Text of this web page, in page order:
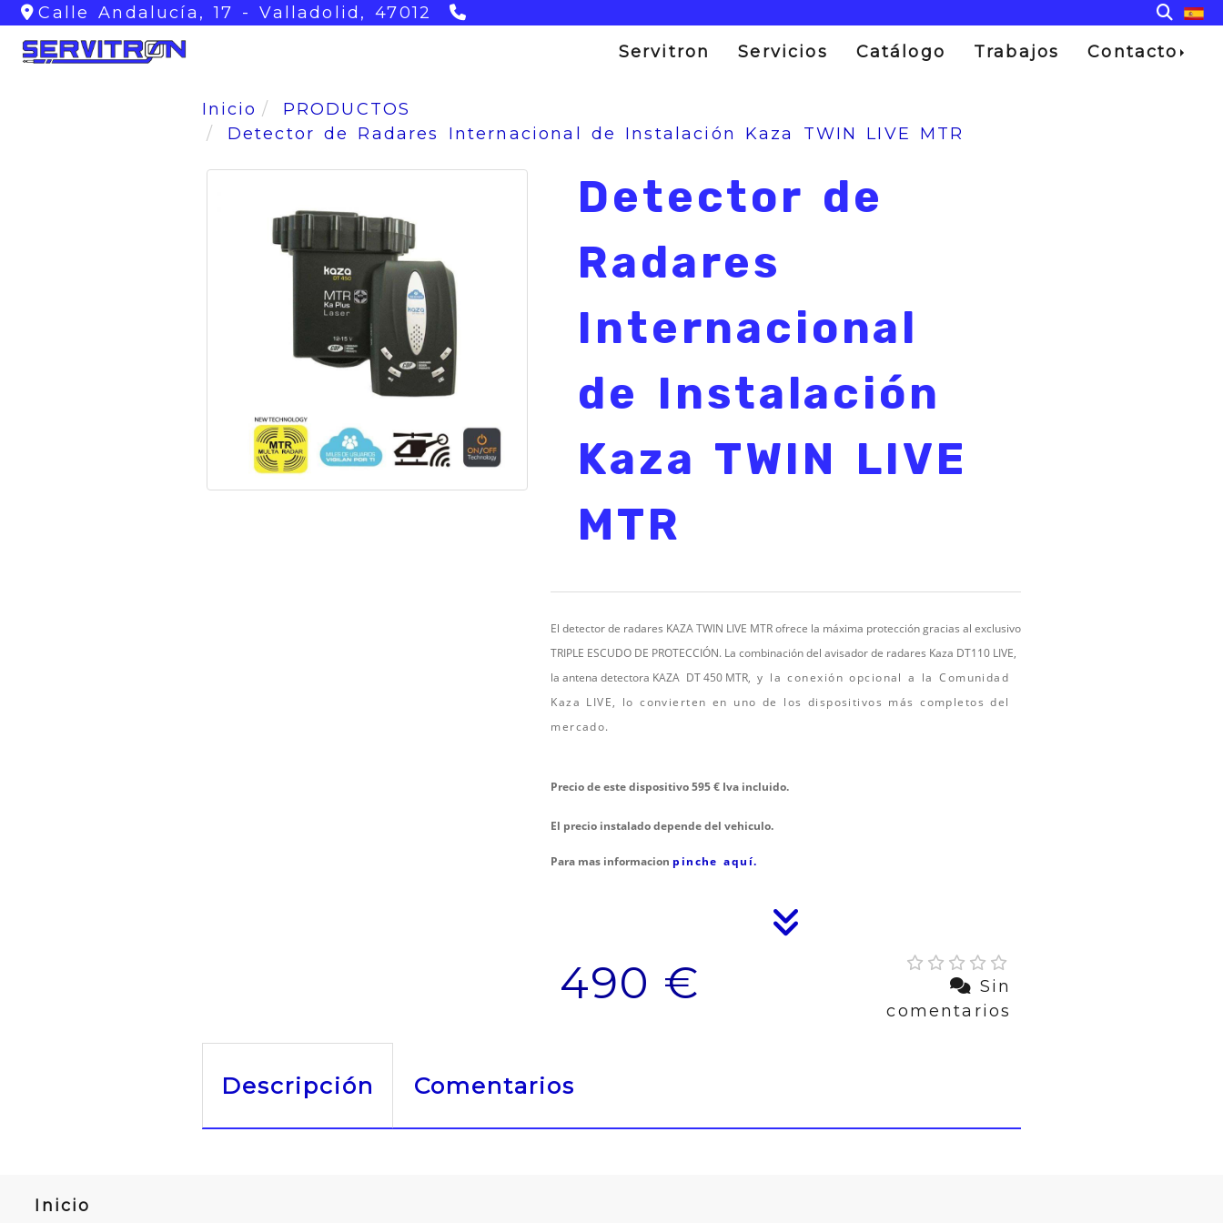
Calle Andalucía, 17 -Valladolid,47012
Servitron
Servicios Catálogo Trabajos Contacto
Inicio
PRODUCTOS
Detector de Radares Internacional de Instalación Kaza TWIN LIVE MTR
Detector de
Radares
Internacional
de Instalación
Kaza TWIN LIVE
MTR
El detector de radares KAZA TWIN LIVE MTR ofrece la máxima protección gracias al exclusivo
TRIPLE ESCUDO DE PROTECCIÓN. La combinación del avisador de radares Kaza DT110 LIVE,
la antena detectora KAZA DT 450 MTR, y la conexión opcional a la Comunidad
Kaza LIVE, lo convierten en uno de los dispositivos más completos del
mercado.
Precio de este dispositivo 595 € Iva incluido.
El precio instalado depende del vehiculo.
Para mas informacion pinche aquí.
490 €
Sin
comentarios
Descripción Comentarios
Inicio